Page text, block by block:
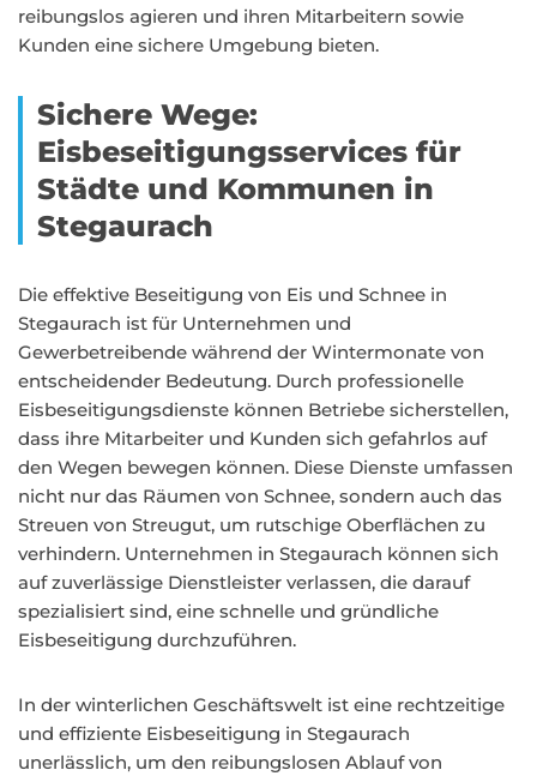
reibungslos agieren und ihren Mitarbeitern sowie
Kunden eine sichere Umgebung bieten.
Sichere Wege:
Eisbeseitigungsservices für
Städte und Kommunen in
Stegaurach
Die effektive Beseitigung von Eis und Schnee in
Stegaurach ist für Unternehmen und
Gewerbetreibende während der Wintermonate von
entscheidender Bedeutung. Durch professionelle
Eisbeseitigungsdienste können Betriebe sicherstellen,
dass ihre Mitarbeiter und Kunden sich gefahrlos auf
den Wegen bewegen können. Diese Dienste umfassen
nicht nur das Räumen von Schnee, sondern auch das
Streuen von Streugut, um rutschige Oberflächen zu
verhindern. Unternehmen in Stegaurach können sich
auf zuverlässige Dienstleister verlassen, die darauf
spezialisiert sind, eine schnelle und gründliche
Eisbeseitigung durchzuführen.
In der winterlichen Geschäftswelt ist eine rechtzeitige
und effiziente Eisbeseitigung in Stegaurach
unerlässlich, um den reibungslosen Ablauf von